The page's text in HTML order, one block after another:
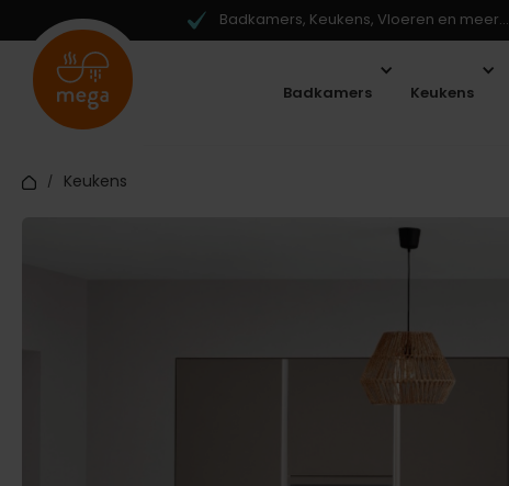
Badkamers, Keukens, Vloeren en meer...
Badkamers Keukens
/ Keukens